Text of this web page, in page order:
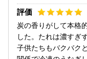
炭の香りがして本格
した。たれは濃すぎ
子供たちもバクバク